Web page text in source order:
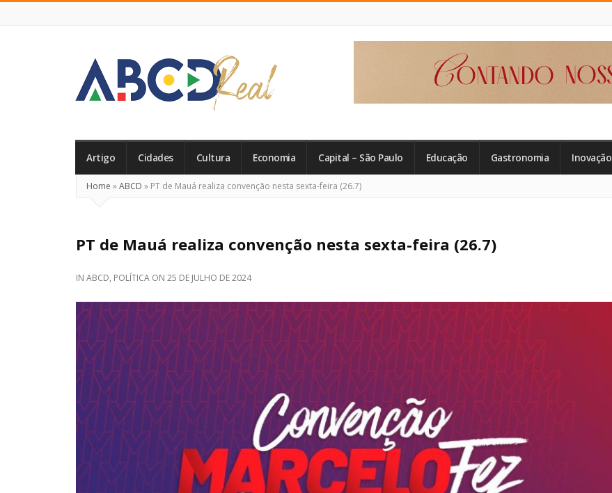
Real
Artigo Cidades Cultura Economia Capital – São Paulo Educação Gastronomia Inovação
Home »ABCD » PT de Mauá realiza convenção nesta sexta-feira (26.7)
PT de Mauá realiza convenção nesta sexta-feira (26.7)
IN ABCD, POLÍTICA ON 25 DE JULHO DE 2024